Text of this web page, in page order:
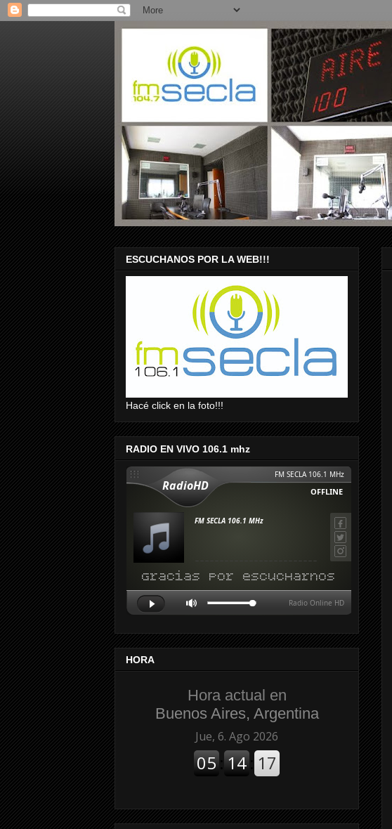
ESCUCHANOS POR LA WEB!!!
Hacé click en la foto!!!
RADIO EN VIVO 106.1 mhz
HORA
Hora actual en
Buenos Aires, Argentina